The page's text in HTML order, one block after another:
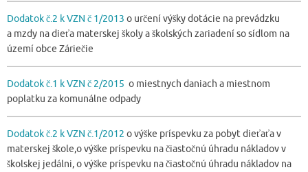
Dodatok č.2 k VZN č 1/2013 o určení výšky dotácie na prevádzku
a mzdy na dieťa materskej školy a školských zariadení so sídlom na
území obce Záriečie
Dodatok č.1 k VZN č 2/2015 o miestnych daniach a miestnom
poplatku za komunálne odpady
Dodatok č.2 k VZN č.1/2012 o výške príspevku za pobyt dieťaťa v
materskej škole,o výške príspevku na čiastočnú úhradu nákladov v
školskej jedálni, o výške príspevku na čiastočnú úhradu nákladov na